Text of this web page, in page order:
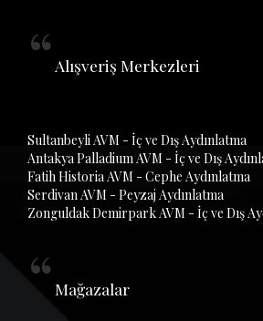
Alışveriş Merkezleri
Sultanbeyli AVM - İç ve Dış Aydınlatma
Antakya Palladium AVM - İç ve Dış
Fatih Historia AVM - Cephe Aydınlatma
Serdivan AVM - Peyzaj Aydınlatma
Zonguldak Demirpark AVM - İç ve Dış
Mağazalar